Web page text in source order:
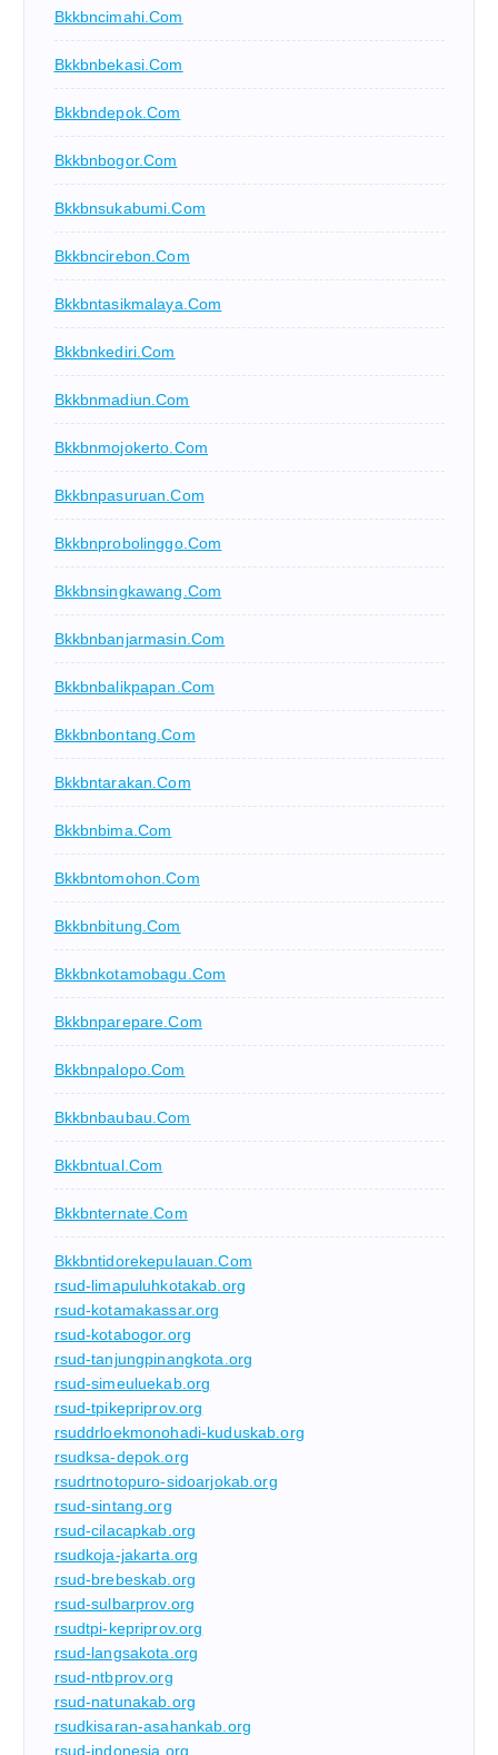
Bkkbncimahi.com
Bkkbnbekasi.com
Bkkbndepok.com
Bkkbnbogor.com
Bkkbnsukabumi.com
Bkkbncirebon.com
Bkkbntasikmalaya.com
Bkkbnkediri.com
Bkkbnmadiun.com
Bkkbnmojokerto.com
Bkkbnpasuruan.com
Bkkbnprobolinggo.com
Bkkbnsingkawang.com
Bkkbnbanjarmasin.com
Bkkbnbalikpapan.com
Bkkbnbontang.com
Bkkbntarakan.com
Bkkbnbima.com
Bkkbntomohon.com
Bkkbnbitung.com
Bkkbnkotamobagu.com
Bkkbnparepare.com
Bkkbnpalopo.com
Bkkbnbaubau.com
Bkkbntual.com
Bkkbnternate.com
Bkkbntidorekepulauan.com
rsud-limapuluhkotakab.org
rsud-kotamakassar.org
rsud-kotabogor.org
rsud-tanjungpinangkota.org
rsud-simeuluekab.org
rsud-tpikepriprov.org
rsuddrloekmonohadi-kuduskab.org
rsudksa-depok.org
rsudrtnotopuro-sidoarjokab.org
rsud-sintang.org
rsud-cilacapkab.org
rsudkoja-jakarta.org
rsud-brebeskab.org
rsud-sulbarprov.org
rsudtpi-kepriprov.org
rsud-langsakota.org
rsud-ntbprov.org
rsud-natunakab.org
rsudkisaran-asahankab.org
rsud-indonesia.org